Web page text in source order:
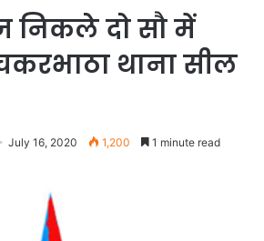
निकले दो सौ में
थाना सील
July 16, 2020 1,200 1 minute read